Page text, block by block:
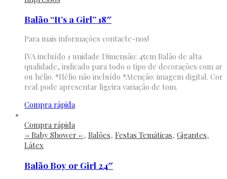
Balão “It’s a Girl” 18″
Para mais informações contacte-nos!
IVA incluído 1 unidade Dimensão: 45cm Balão de alta
qualidade, indicado para todo o tipo de decorações com ar
ou hélio. *Hélio não incluído *Atenção: imagem digital. Cor
real pode apresentar ligeira variação de tom.
Compra rápida
Compra rápida
-> Baby Shower <-, Balões, Festas Temáticas, Gigantes,
Látex
Balão Boy or Girl 24″